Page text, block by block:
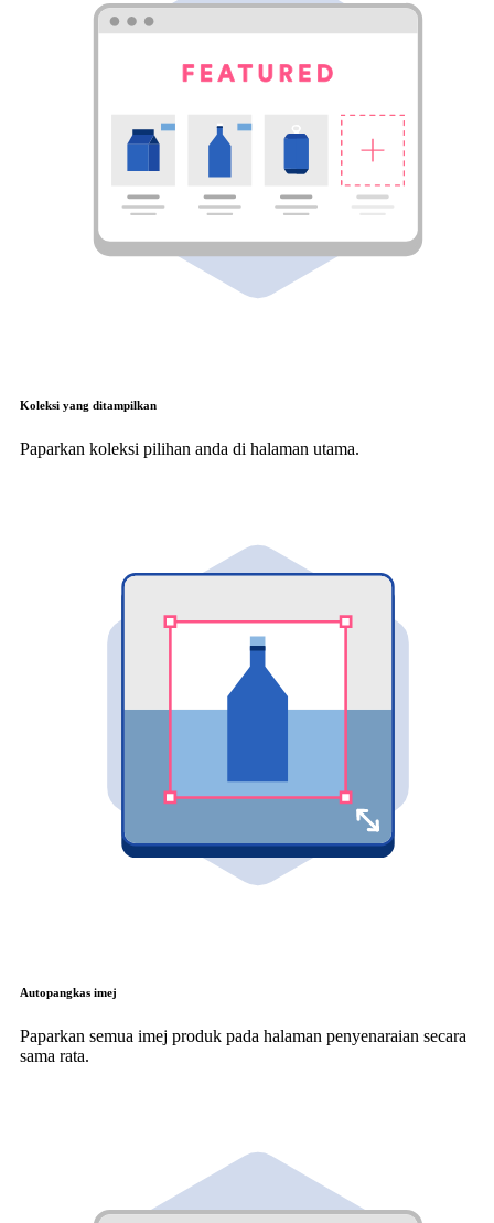
Koleksi yang ditampilkan
Paparkan koleksi pilihan anda di halaman utama.
Autopangkas imej
Paparkan semua imej produk pada halaman penyenaraian secara
sama rata.